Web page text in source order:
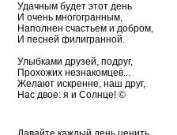
Удачным будет этот день
И очень многогранным,
Наполнен счастьем и добром,
И песней филигранной.
Улыбками друзей, подруг,
Прохожих незнакомцев...
Желают искренне, наш друг,
Нас двое: я и Солнце! ©